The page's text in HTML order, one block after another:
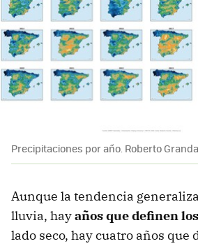
Precipitaciones por año. Roberto Granda
Aunque la tendencia
lluvia, hayaños que definen
lado seco, hay cuatro años que